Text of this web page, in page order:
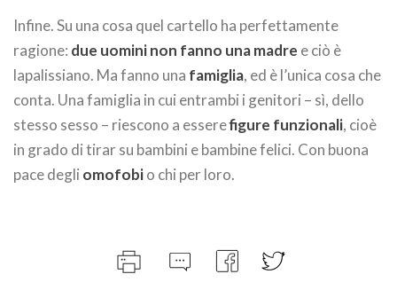
Infine. Su una cosa quel cartello ha perfettamente
ragione: due uomini non fanno una madre e ciò è
lapalissiano. Ma fanno una famiglia, ed è l’unica cosa che
conta. Una famiglia in cui entrambi i genitori – sì, dello
stesso sesso – riescono a esserefigure funzionali, cioè
in grado di tirar su bambini e bambine felici. Con buona
pace degli omofobio chi per loro.